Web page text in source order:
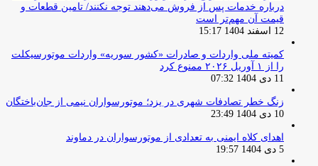
درباره خدمات پس از فروش می‌دهند توجه نکنند/ تامین قطعات و
قیمت آن مهم‌تر است
12 اسفند 1404 15:17
کمیته ملی واردات و صادرات «کشور سوریه» واردات موتورسیکلت
را از ۱ آوریل ۲۰۲۶ ممنوع کرد
11 دی 1404 07:32
زنگ خطر تصادفات شهری در یزد؛ موتورسواران نیمی از جان‌باختگان
10 دی 1404 23:49
اهدای کلاه ایمنی به تعدادی از موتورسواران در دماوند
5 دی 1404 19:57